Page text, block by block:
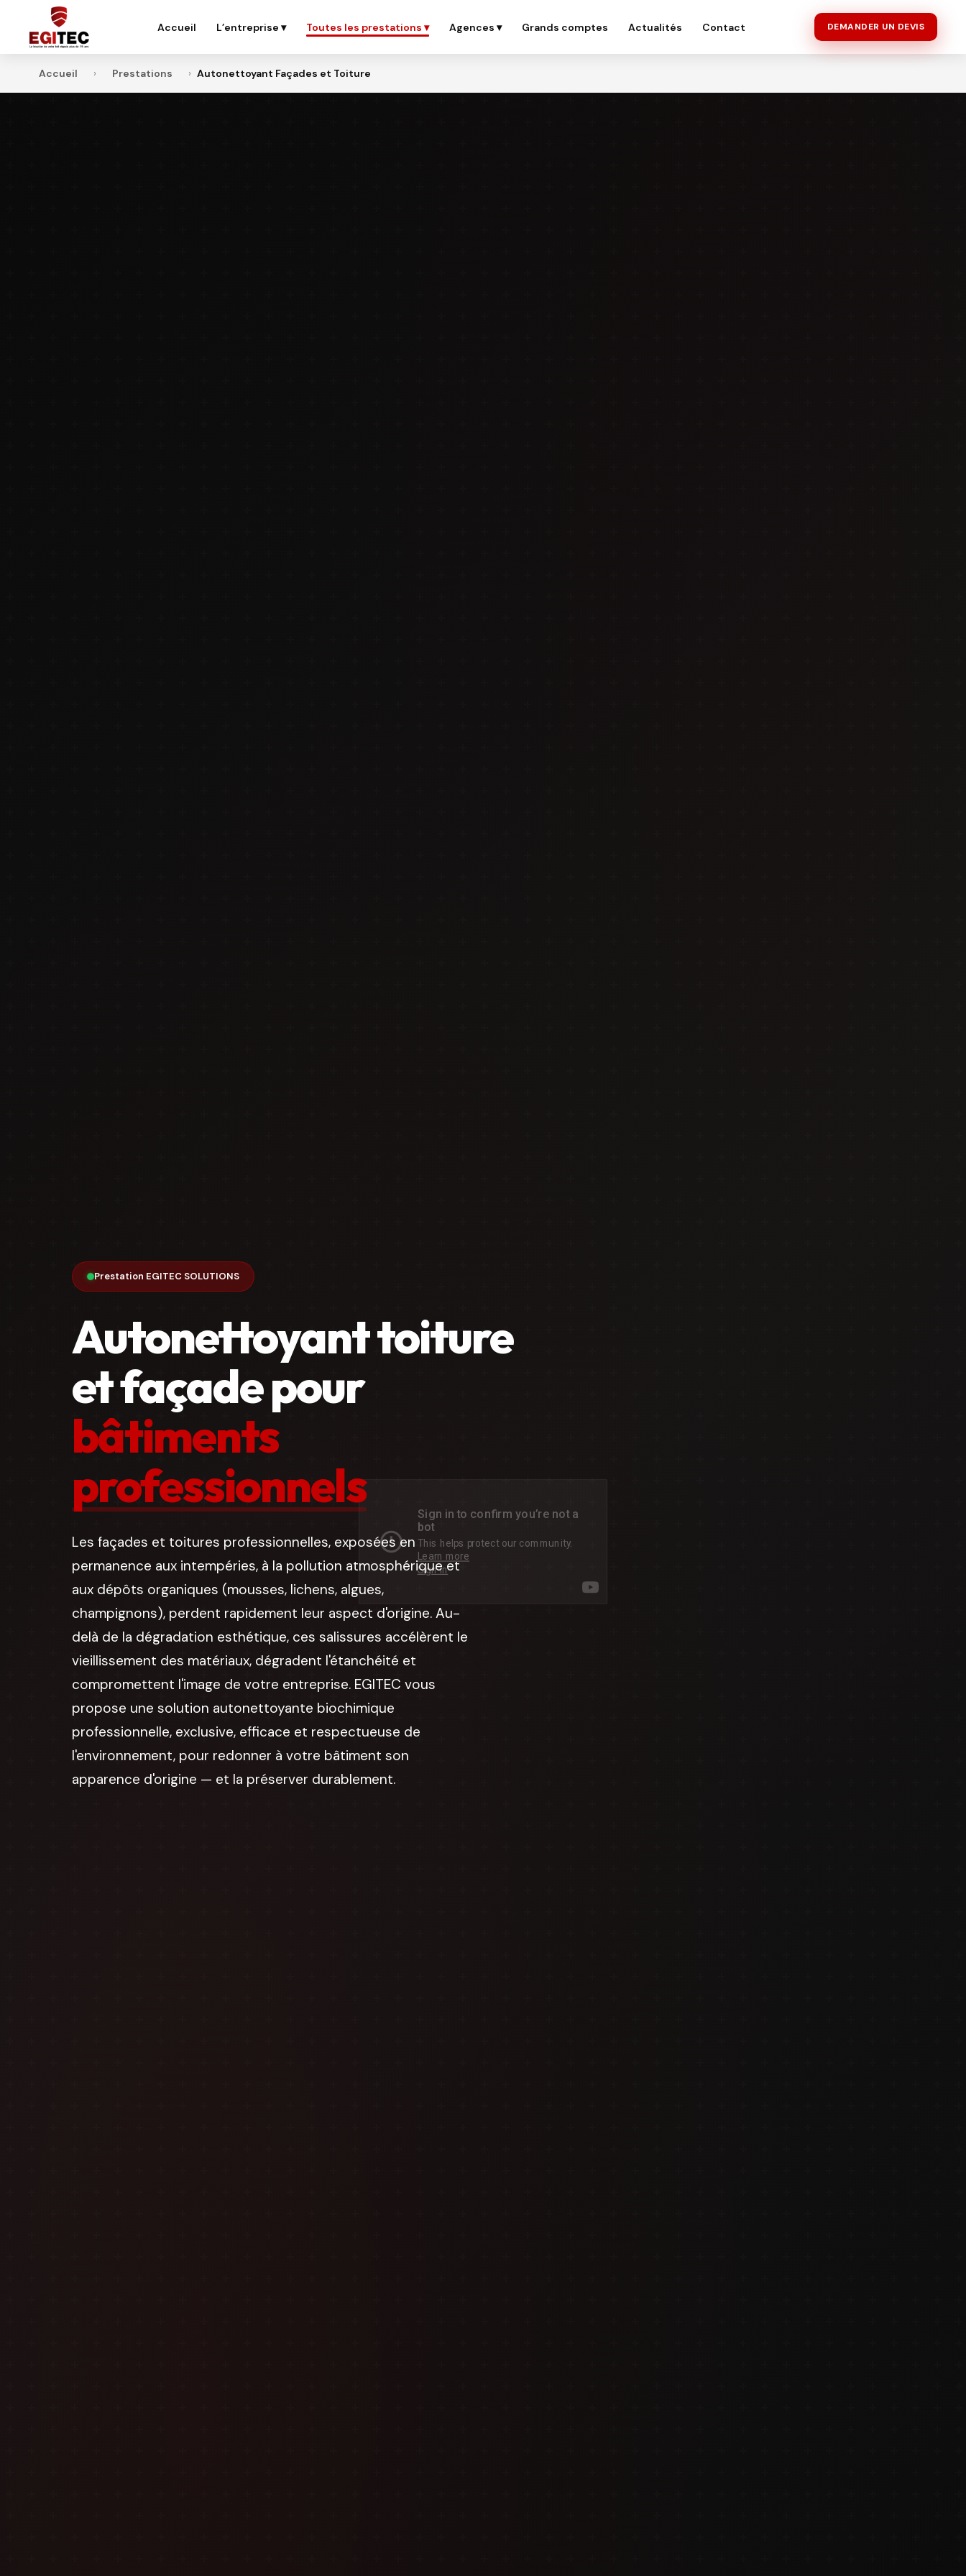
contenu
Accueil L’entreprise ▾ Toutes les prestations ▾ Agences ▾ Grands comptes Actualités Contact DEMANDER UN DEVIS
Accueil › Prestations › Autonettoyant Façades et Toiture
Prestation EGITEC SOLUTIONS
Autonettoyant toiture
et façade pour
bâtiments
professionnels
Les façades et toitures professionnelles, exposées en
permanence aux intempéries, à la pollution atmosphérique et
aux dépôts organiques (mousses, lichens, algues,
champignons), perdent rapidement leur aspect d'origine. Au-
delà de la dégradation esthétique, ces salissures accélèrent le
vieillissement des matériaux, dégradent l'étanchéité et
compromettent l'image de votre entreprise. EGITEC vous
propose une solution autonettoyante biochimique
professionnelle, exclusive, efficace et respectueuse de
l'environnement, pour redonner à votre bâtiment son
apparence d'origine — et la préserver durablement.